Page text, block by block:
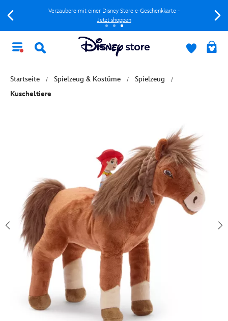
Verzaubere mit einer Disney Store e-Geschenkkarte -
Jetzt shoppen
Startseite Spielzeug & Kostüme
Spielzeug
Kuscheltiere